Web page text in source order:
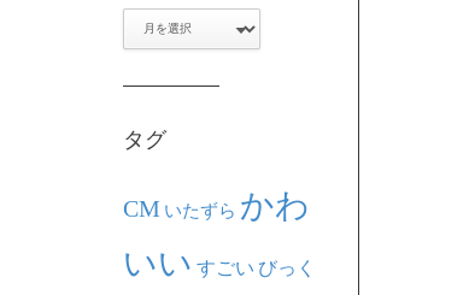
タグ
CM いたずら かわ
いい すごい びっく